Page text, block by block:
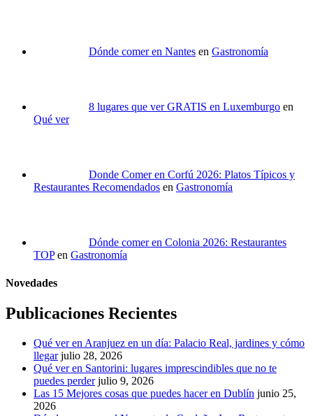
Dónde comer en Nantes en Gastronomía
8 lugares que ver GRATIS en Luxemburgo en
Qué ver
Donde Comer en Corfú 2026: Platos Típicos y
Restaurantes Recomendados en Gastronomía
Dónde comer en Colonia 2026: Restaurantes
TOP en Gastronomía
Novedades
Publicaciones Recientes
Qué ver en Aranjuez en un día: Palacio Real, jardines y cómo
llegar julio 28, 2026
Qué ver en Santorini: lugares imprescindibles que no te
puedes perder julio 9, 2026
Las 15 Mejores cosas que puedes hacer en Dublín junio 25,
2026